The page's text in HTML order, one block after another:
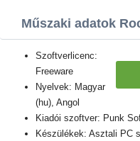
Műszaki adatok
Szoftverlicenc:
Freeware
Nyelvek: Magyar
(hu), Angol
Kiadói szoftver: Punk
Készülékek: Asztali PC